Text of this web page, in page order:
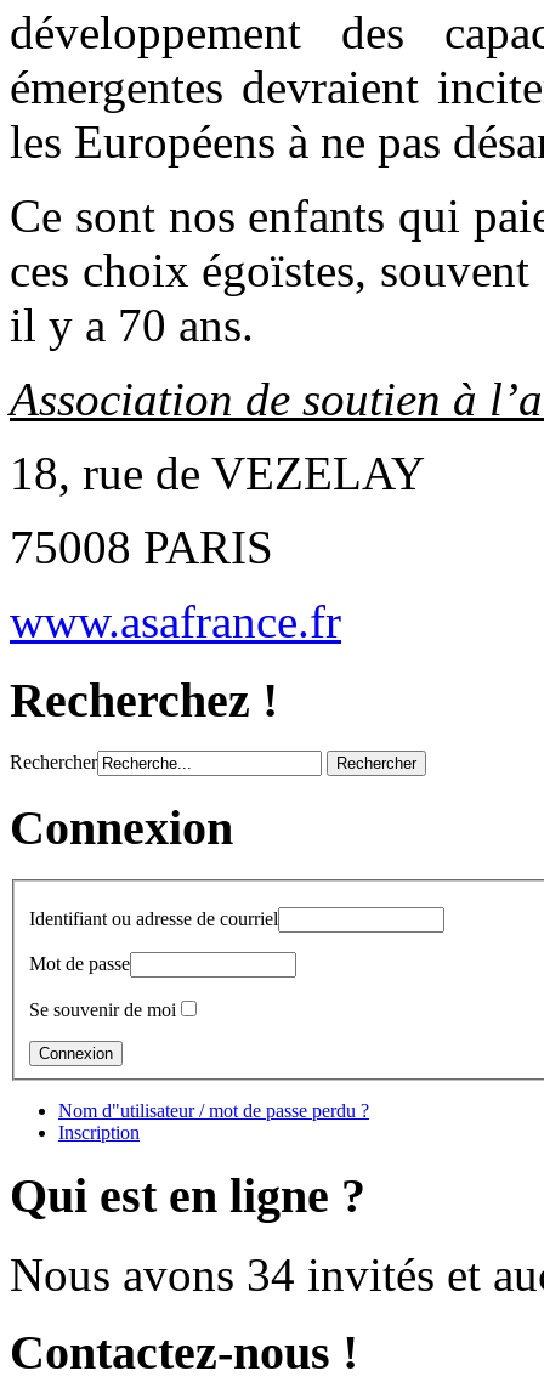
développement des
émergentes devraient
les Européens à ne pas
Ce sont nos enfants qui
ces choix égoïstes,
il y a 70 ans.
Association de soutien à
18, rue de VEZELAY
75008 PARIS
www.asafrance.fr
Recherchez !
Rechercher
Connexion
Identifiant ou adresse de courriel
Mot de passe
Se souvenir de moi
Nom d"utilisateur / mot de passe perdu ?
Inscription
Qui est en ligne ?
Nous avons 34 invités et
Contactez-nous !